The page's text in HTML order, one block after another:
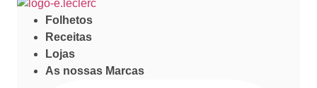
Folhetos
Receitas
Lojas
As nossas Marcas